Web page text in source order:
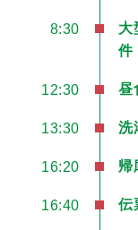
8:30
大
件
12:30 昼
13:30 洗
16:20 帰
16:40 伝